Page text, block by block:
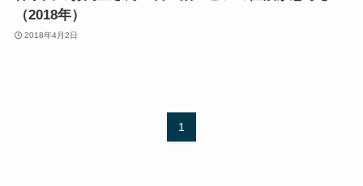
（2018年）
2018年4月2日
1